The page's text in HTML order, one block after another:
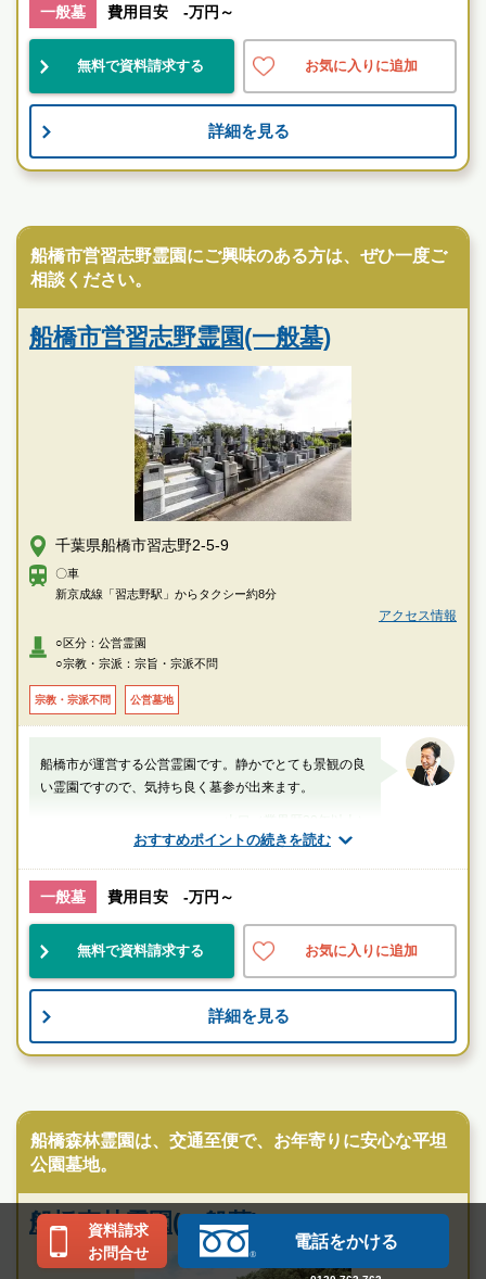
景観良
お墓のことなら何でもご相談ください
現地を見学して実際の雰囲気をお確かめください
霊園墓地のプロフェッショナルが無料でご案内いたしま
す
一般墓 費用目安 -万円～
無料で資料請求する お気に入りに追加
詳細を見る
船橋市営習志野霊園にご興味のある方は、ぜひ一度ご
相談ください。
船橋市営習志野霊園(一般墓)
千葉県船橋市習志野2-5-9
〇車
新京成線「習志野駅」からタクシー約8分
アクセス情報
○区分：公営霊園
○宗教・宗派：宗旨・宗派不問
宗教・宗派不問 公営墓地
おすすめポイントの続きを読む
船橋市が運営する公営霊園です。静かでとても景観の良
い霊園ですので、気持ち良く墓参が出来ます。
千葉県 船橋市 習志野駅
公営
お墓のことなら何でもご相談ください
現地を見学して実際の雰囲気をお確かめください
霊園墓地のプロフェッショナルが無料でご案内いたしま
す
一般墓 費用目安 -万円～
無料で資料請求する お気に入りに追加
詳細を見る
船橋森林霊園は、交通至便で、お年寄りに安心な平坦
公園墓地。
船橋森林霊園(一般墓)
資料請求
お問合せ
電話をかける